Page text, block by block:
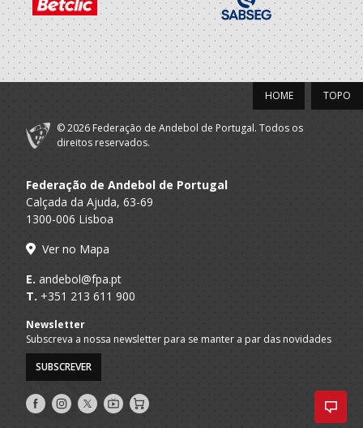
TOPO
HOME
© 2026 Federação de Andebol de Portugal. Todos os
direitos reservados.
Federação de Andebol de Portugal
Calçada da Ajuda, 63-69
1300-006 Lisboa
Ver no Mapa
E. andebol@fpa.pt
T. +351 213 611 900
Newsletter
Subscreva a nossa newsletter para se manter a par das novidades
SUBSCREVER
Siga-
nos
Siga-
nos
Siga-
nos
AndebolTV
Loja